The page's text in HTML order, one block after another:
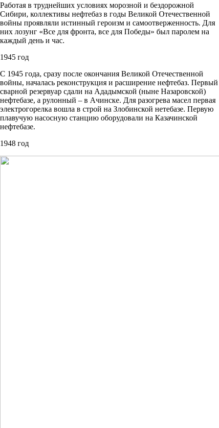
Работая в труднейших условиях морозной и бездорожной
Сибири, коллективы нефтебаз в годы Великой Отечественной
войны проявляли истинный героизм и самоотверженность. Для
них лозунг «Все для фронта, все для Победы» был паролем на
каждый день и час.
1945 год
С 1945 года, сразу после окончания Великой Отечественной
войны, началась реконструкция и расширение нефтебаз. Первый
сварной резервуар сдали на Ададымской (ныне Назаровской)
нефтебазе, а рулонный – в Ачинске. Для разогрева масел первая
электрогорелка вошла в строй на Злобинской нетебазе. Первую
плавучую насосную станцию оборудовали на Казачинской
нефтебазе.
1948 год